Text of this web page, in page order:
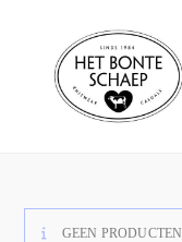
GEEN